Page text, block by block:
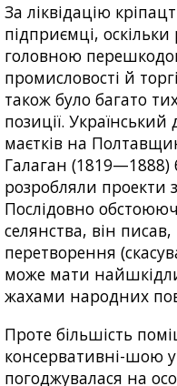
За ліквідацію
підприємці,
головною
промисловості й
також було багато
позиції.
маєтків на
Галаган (1819—1888)
розробляли проекти
Послідовно
селянства, він
перетворення
може мати
жахами народних
Проте більшість
консервативні-шою у
погоджувалася на